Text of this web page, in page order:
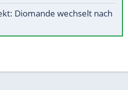
Diomande wechselt nach